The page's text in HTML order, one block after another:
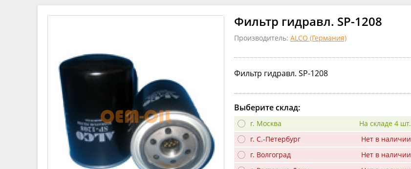
Фильтр гидравл. SP-1208
Производитель: ALCO (Германия)
Фильтр гидравл. SP-1208
Выберите склад:
г. Москва
На складе 4 шт.
г. С.-Петербург
Нет в наличии
г. Волгоград
Нет в наличии